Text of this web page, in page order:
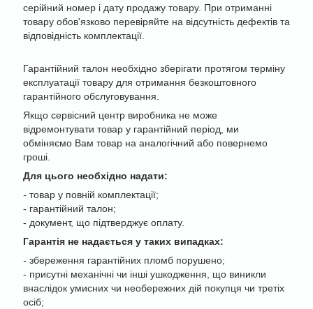
серійний номер і дату продажу товару. При отриманні
товару обов'язково перевіряйте на відсутність дефектів та
відповідність комплектації.
Гарантійний талон необхідно зберігати протягом терміну
експлуатації товару для отримання безкоштовного
гарантійного обслуговування.
Якщо сервісний центр виробника не може
відремонтувати товар у гарантійний період, ми
обміняємо Вам товар на аналогічний або повернемо
гроші.
Для цього необхідно надати:
- товар у повній комплектації;
- гарантійний талон;
- документ, що підтверджує оплату.
Гарантія не надається у таких випадках:
- збереження гарантійних пломб порушено;
- присутні механічні чи інші ушкодження, що виникли
внаслідок умисних чи необережних дій покупця чи третіх
осіб;